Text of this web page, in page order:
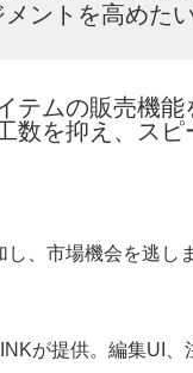
ントを高めた
テムの販売機能
を抑え、スピ
、市場機会を逃し
が提供。編集UI、